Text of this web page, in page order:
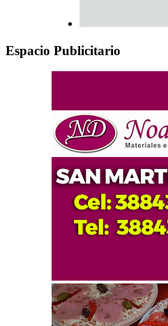
Espacio Publicitario